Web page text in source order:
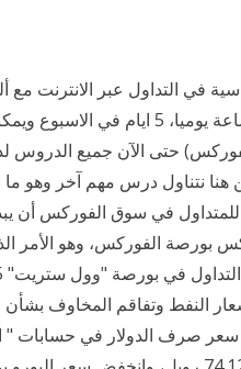
5 ايام في الاسبوع ويمكنك اكتساب رؤى الخبراء هنا مجانا
حتى الآن جميع الدروس
هنا نتناول درس مهم آخر وهو
للمتداول في سوق الفوركس أن
بورصة الفوركس، وهو الأمر
النفط وتفاقم المخاوف